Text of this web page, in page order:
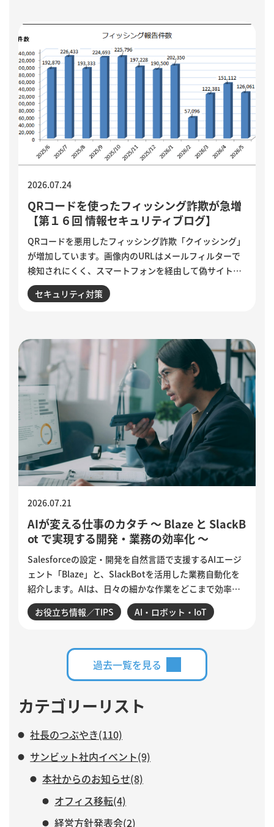
ます。
QRコードを使ったフィッシング詐欺が急増
【第１６回 情報セキュリティブログ】
2026.07.24
QRコードを悪用したフィッシング詐欺「クイッシング」
が増加しています。画像内のURLはメールフィルターで
検知されにくく、スマートフォンを経由して偽サイトへ
誘導される点が特徴です。セキュリティ意識が高い人ほ
ど狙われる巧妙な手口と、被害を防ぐために実践したい3
セキュリティ対策
AIが変える仕事のカタチ ～ Blaze と SlackB
ot で実現する開発・業務の効率化 ～
2026.07.21
Salesforceの設定・開発を自然言語で支援するAIエージ
ェント「Blaze」と、SlackBotを活用した業務自動化を
紹介します。AIは、日々の細かな作業をどこまで効率化
できるのでしょうか。設定変更やデータ確認、商談分
析、活動登録漏れの検知・入力など、サンビットで実際
業務と、人がより力を注ぐべき仕事について紹介しま
お役立ち情報／TIPS AI・ロボット・IoT
過去一覧を見る
カテゴリーリスト
社長のつぶやき(110)
サンビット社内イベント(9)
本社からのお知らせ(8)
オフィス移転(4)
経営方針発表会(2)